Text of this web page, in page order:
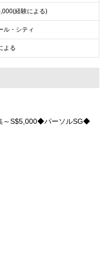
経験による)
ル・シティ
よる
～S$5,000◆パーソルSG◆